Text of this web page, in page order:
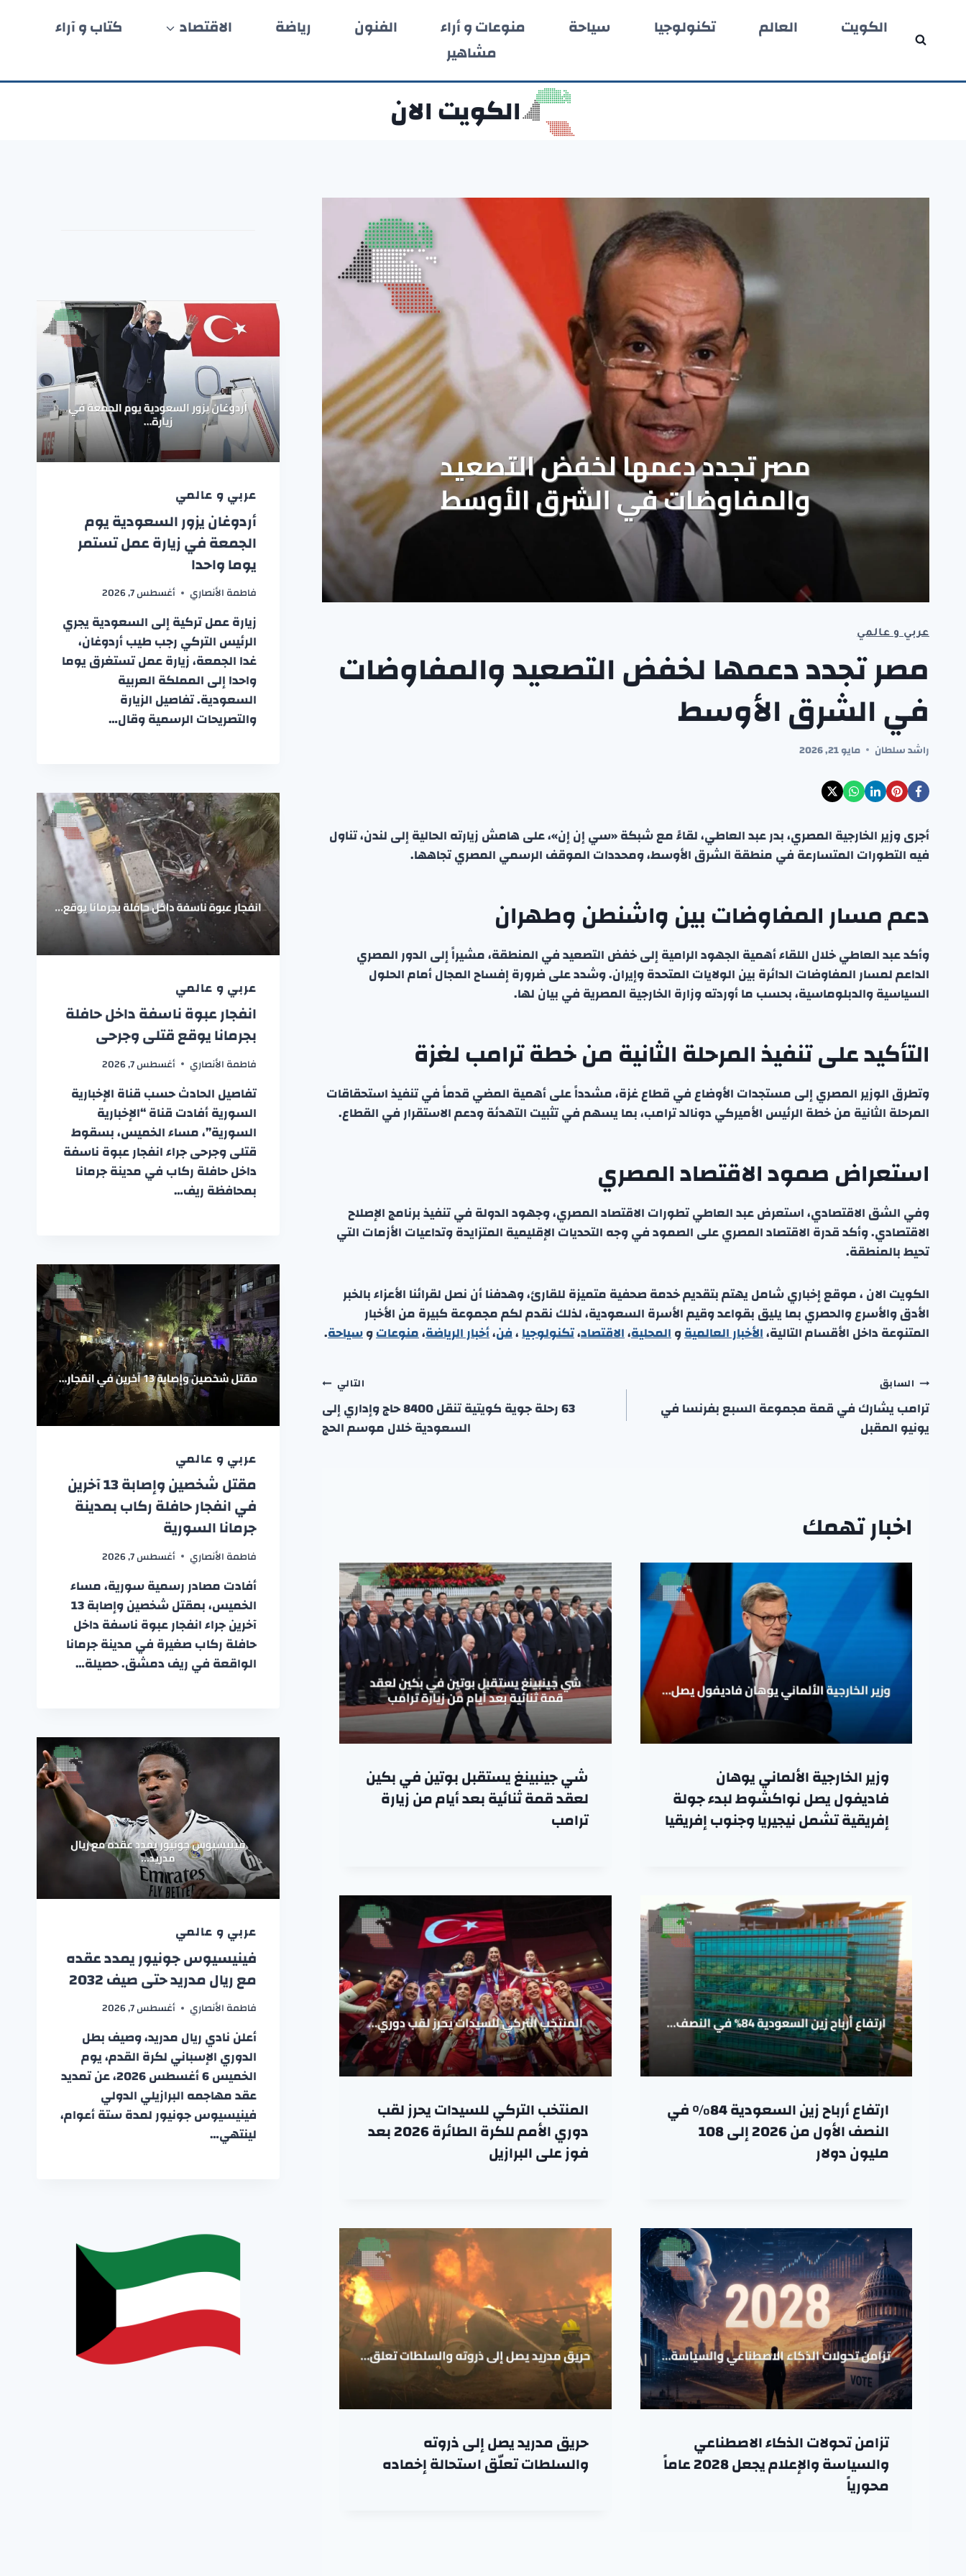
المحتوى
الكويت العالم تكنولوجيا سياحة منوعات و أراء الفنون رياضة الاقتصاد
كتاب و آراء
مشاهير
الكويت الان
عربي و عالمي
مصر تجدد دعمها لخفض التصعيد والمفاوضات
في الشرق الأوسط
راشد سلطان مايو 21, 2026
أجرى وزير الخارجية المصري، بدر عبد العاطي، لقاءً مع شبكة «سي إن إن»، على هامش زيارته الحالية إلى لندن، تناول
فيه التطورات المتسارعة في منطقة الشرق الأوسط، ومحددات الموقف الرسمي المصري تجاهها.
دعم مسار المفاوضات بين واشنطن وطهران
وأكد عبد العاطي خلال اللقاء أهمية الجهود الرامية إلى خفض التصعيد في المنطقة، مشيراً إلى الدور المصري
الداعم لمسار المفاوضات الدائرة بين الولايات المتحدة وإيران. وشدد على ضرورة إفساح المجال أمام الحلول
السياسية والدبلوماسية، بحسب ما أوردته وزارة الخارجية المصرية في بيان لها.
التأكيد على تنفيذ المرحلة الثانية من خطة ترامب لغزة
وتطرق الوزير المصري إلى مستجدات الأوضاع في قطاع غزة، مشدداً على أهمية المضي قدماً في تنفيذ استحقاقات
المرحلة الثانية من خطة الرئيس الأميركي دونالد ترامب، بما يسهم في تثبيت التهدئة ودعم الاستقرار في القطاع.
استعراض صمود الاقتصاد المصري
وفي الشق الاقتصادي، استعرض عبد العاطي تطورات الاقتصاد المصري، وجهود الدولة في تنفيذ برنامج الإصلاح
الاقتصادي. وأكد قدرة الاقتصاد المصري على الصمود في وجه التحديات الإقليمية المتزايدة وتداعيات الأزمات التي
تحيط بالمنطقة.
الكويت الان ، موقع إخباري شامل يهتم بتقديم خدمة صحفية متميزة للقارئ، وهدفنا أن نصل لقرائنا الأعزاء بالخبر
الأدق والأسرع والحصري بما يليق بقواعد وقيم الأسرة السعودية، لذلك نقدم لكم مجموعة كبيرة من الأخبار
المتنوعة داخل الأقسام التالية،الأخبار العالميةوالمحلية،الاقتصاد،تكنولوجيا،فن،أخبار الرياضة،منوعاتوسياحة.
تصفّح
المقالات
السابق
ترامب يشارك في قمة مجموعة السبع بفرنسا في
يونيو المقبل
التالي
63 رحلة جوية كويتية تنقل 8400 حاج وإداري إلى
السعودية خلال موسم الحج
اخبار تهمك
وزير الخارجية الألماني يوهان
فاديفول يصل نواكشوط لبدء جولة
إفريقية تشمل نيجيريا وجنوب إفريقيا
شي جينبينغ يستقبل بوتين في بكين
لعقد قمة ثنائية بعد أيام من زيارة
ترامب
ارتفاع أرباح زين السعودية 84% في
النصف الأول من 2026 إلى 108
مليون دولار
المنتخب التركي للسيدات يحرز لقب
دوري الأمم للكرة الطائرة 2026 بعد
فوز على البرازيل
تزامن تحولات الذكاء الاصطناعي
والسياسة والإعلام يجعل 2028 عاماً
محورياً
حريق مدريد يصل إلى ذروته
والسلطات تعلّق استحالة إخماده
عربي و عالمي
أردوغان يزور السعودية يوم
الجمعة في زيارة عمل تستمر
يوما واحدا
فاطمة الأنصاري أغسطس 7, 2026
زيارة عمل تركية إلى السعودية يجري
الرئيس التركي رجب طيب أردوغان،
غدا الجمعة، زيارة عمل تستغرق يوما
واحدا إلى المملكة العربية
السعودية. تفاصيل الزيارة
والتصريحات الرسمية وقال…
عربي و عالمي
انفجار عبوة ناسفة داخل حافلة
بجرمانا يوقع قتلى وجرحى
فاطمة الأنصاري أغسطس 7, 2026
تفاصيل الحادث حسب قناة الإخبارية
السورية أفادت قناة “الإخبارية
السورية”، مساء الخميس، بسقوط
قتلى وجرحى جراء انفجار عبوة ناسفة
داخل حافلة ركاب في مدينة جرمانا
بمحافظة ريف…
عربي و عالمي
مقتل شخصين وإصابة 13 آخرين
في انفجار حافلة ركاب بمدينة
جرمانا السورية
فاطمة الأنصاري أغسطس 7, 2026
أفادت مصادر رسمية سورية، مساء
الخميس، بمقتل شخصين وإصابة 13
آخرين جراء انفجار عبوة ناسفة داخل
حافلة ركاب صغيرة في مدينة جرمانا
الواقعة في ريف دمشق. حصيلة…
عربي و عالمي
فينيسيوس جونيور يمدد عقده
مع ريال مدريد حتى صيف 2032
فاطمة الأنصاري أغسطس 7, 2026
أعلن نادي ريال مدريد، وصيف بطل
الدوري الإسباني لكرة القدم، يوم
الخميس 6 أغسطس 2026، عن تمديد
عقد مهاجمه البرازيلي الدولي
فينيسيوس جونيور لمدة ستة أعوام،
لينتهي…